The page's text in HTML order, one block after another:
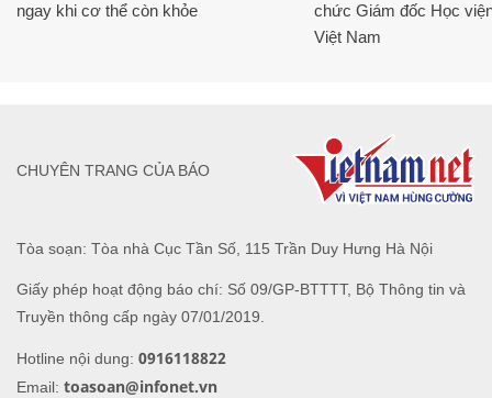
ngay khi cơ thể còn khỏe
chức Giám đốc Học
Việt Nam
Tòa soạn: Tòa nhà Cục Tần Số, 115 Trần Duy Hưng Hà Nội
Giấy phép hoạt động báo chí: Số 09/GP-BTTTT, Bộ Thông tin và
Truyền thông cấp ngày 07/01/2019.
Hotline nội dung: 0916118822
Email: toasoan@infonet.vn
CHUYÊN TRANG CỦA BÁO